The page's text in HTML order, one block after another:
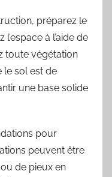
préparez le
à l’aide de
toute végétation
le sol est de
une base solide
pour
peuvent être
de pieux en